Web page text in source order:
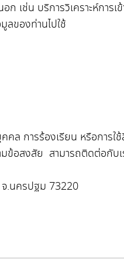
ก เช่น บริการวิเคราะห์กา
ลของท่านไปใช้
ล การร้องเรียน หรือกา
อสงสัย สามารถติดต่อกับเ
.นครปฐม 73220